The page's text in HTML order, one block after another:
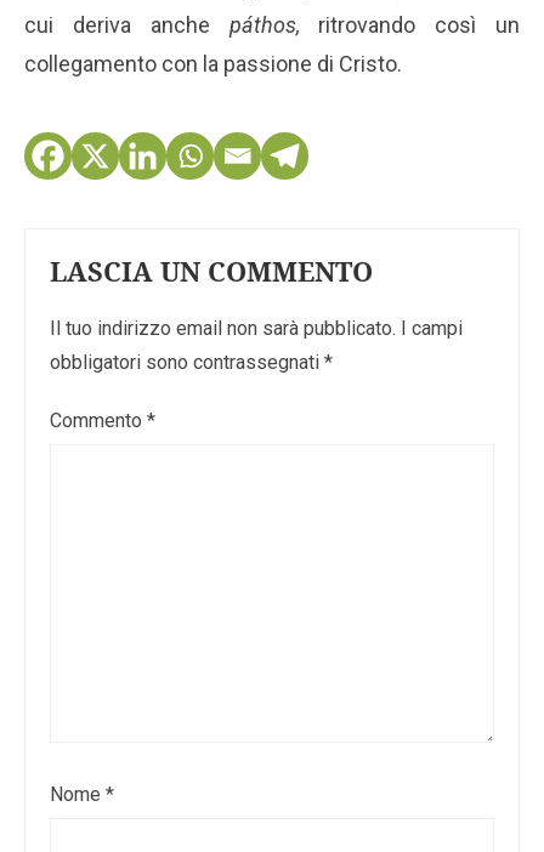
cui deriva anche páthos, ritrovando così un
collegamento con la passione di Cristo.
LASCIA UN COMMENTO
Il tuo indirizzo email non sarà pubblicato.
I campi
obbligatori sono contrassegnati *
Commento *
Nome *